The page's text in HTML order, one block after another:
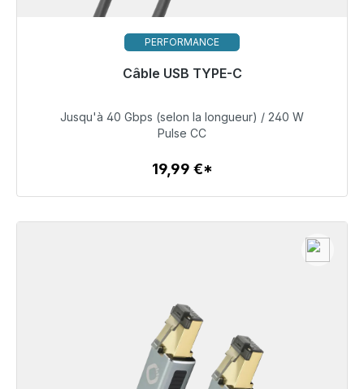
PERFORMANCE
Câble USB TYPE-C
Prêt à être expédié, délai de livraison 48h*
19,99 €
Détails
Jusqu'à 40 Gbps (selon la longueur) / 240 W
Pulse CC
19,99 €*